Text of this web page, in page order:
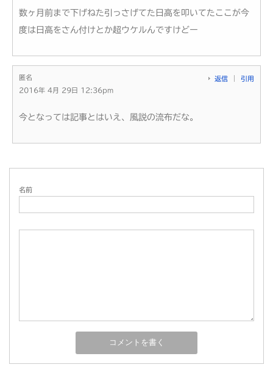
数ヶ月前まで下げねた引っさげてた日高を叩いてたここが今
度は日高をさん付けとか超ウケルんですけどー
匿名
2016年 4月 29日 12:36pm
返信 引用
今となっては記事とはいえ、風説の流布だな。
名前